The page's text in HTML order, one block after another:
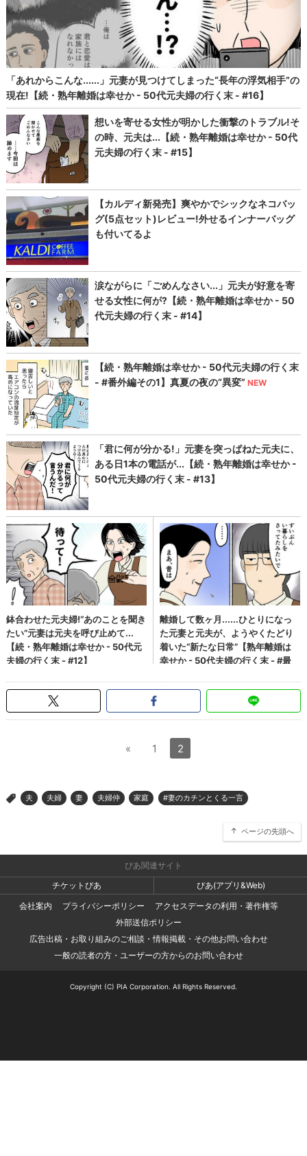
« 1 2
> 夫 夫婦 妻 夫婦仲 家庭 #妻のカチンとくる一言
ページの先頭へ
ぴあ関連サイト
チケットぴあ
ぴあ(アプリ&Web)
会社案内
プライバシーポリシー
アクセスデータの利用・著作権等
外部送信ポリシー
広告出稿・お取り組みのご相談・情報掲載・その他お問い合わせ
一般の読者の方・ユーザーの方からのお問い合わせ
Copyright (C) PIA Corporation. All Rights Reserved.